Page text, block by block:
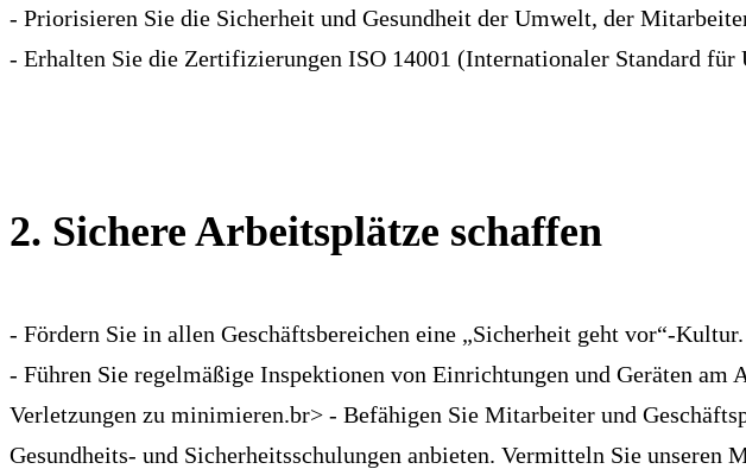
- Priorisieren Sie die Sicherheit und Gesundheit der Umwelt, der
- Erhalten Sie die Zertifizierungen ISO 14001 (Internationaler Standard
2. Sichere Arbeitsplätze schaffen
- Fördern Sie in allen Geschäftsbereichen eine „Sicherheit geht vor“-Kultur.
- Führen Sie regelmäßige Inspektionen von Einrichtungen und Geräten
Verletzungen zu minimieren.br> - Befähigen Sie Mitarbeiter und
Gesundheits- und Sicherheitsschulungen anbieten. Vermitteln Sie